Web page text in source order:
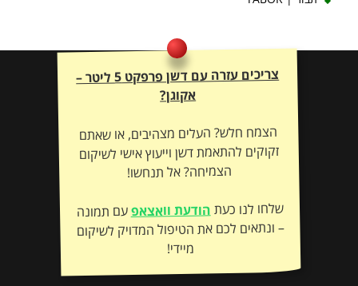
צריכים עזרה עם דשן פרפקט 5 ליטר –
אקוגן?
הצמח חלש? העלים מצהיבים, או שאתם
זקוקים להתאמת דשן וייעוץ אישי לשיקום
הצמיחה? אל תנחשו!
שלחו לנו כעתהודעת וואצאפעם תמונה
– ונתאים לכם את הטיפול המדויק לשיקום
מיידי!